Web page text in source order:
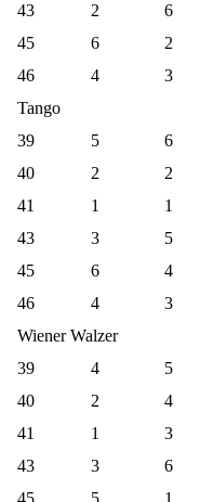
43
2 6
45
6 2
46
4 3
Tango
39
5 6
40
2 2
41
1 1
43
3 5
45
6 4
46
4 3
Wiener Walzer
39
4 5
40
2 4
41
1 3
43
3 6
45
5 1